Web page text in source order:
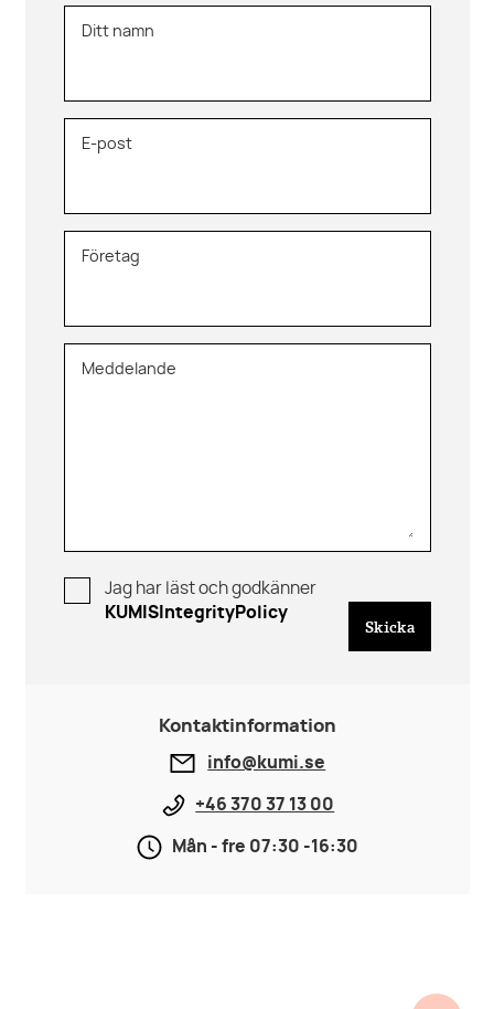
Ditt namn
E-post
Företag
Meddelande
Jag har läst och godkänner
KUMISIntegrityPolicy
Skicka
Kontaktinformation
info@kumi.se
+46 370 37 13 00
Mån - fre 07:30 -16:30